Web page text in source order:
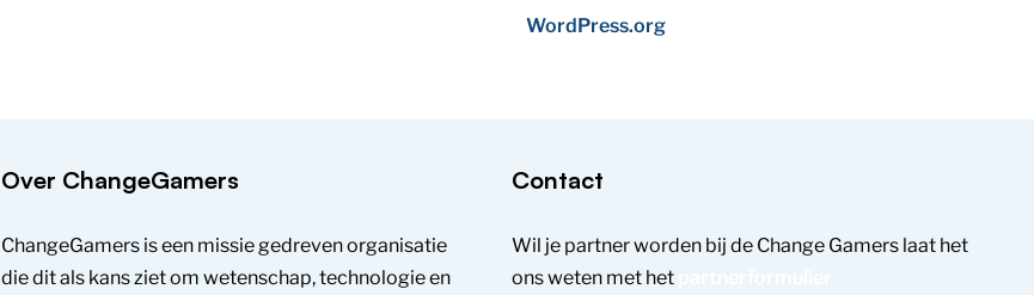
WordPress.org
Over ChangeGamers
ChangeGamers is een missie gedreven organisatie
die dit als kans ziet om wetenschap, technologie en
Contact
Wil je partner worden bij de Change Gamers laat het
ons weten met het